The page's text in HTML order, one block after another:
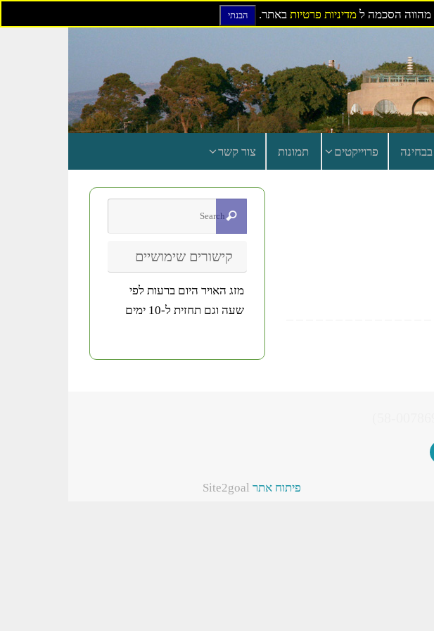
מהווה הסכמה למדיניות פרטיות באתר. הבנתי
פרוייקטים תמונות צור קשר
קישורים שימושיים
מזג האויר היום ברעות לפי
שעה וגם תחזית ל-10 ימים
פיתוח אתרSite2goal